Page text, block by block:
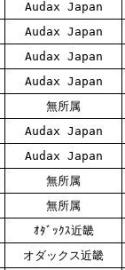
Audax Japan
Audax Japan
Audax Japan
Audax Japan
無所属
Audax Japan
Audax Japan
無所属
無所属
ｵﾀﾞｯｸｽ近畿
オダックス近畿